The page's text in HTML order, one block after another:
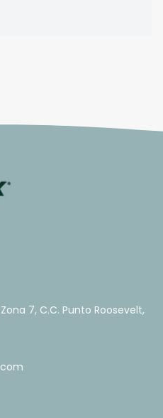
7, C.C. Punto Roosevelt,